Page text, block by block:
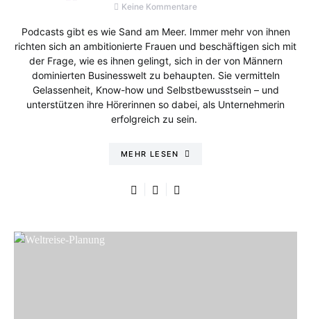
Keine Kommentare
Podcasts gibt es wie Sand am Meer. Immer mehr von ihnen
richten sich an ambitionierte Frauen und beschäftigen sich mit
der Frage, wie es ihnen gelingt, sich in der von Männern
dominierten Businesswelt zu behaupten. Sie vermitteln
Gelassenheit, Know-how und Selbstbewusstsein – und
unterstützen ihre Hörerinnen so dabei, als Unternehmerin
erfolgreich zu sein.
MEHR LESEN